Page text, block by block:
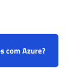
com Azure?